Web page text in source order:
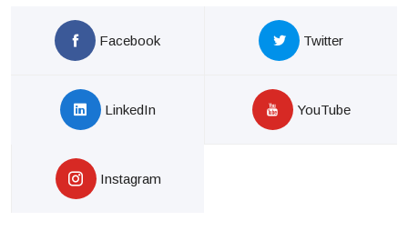
Facebook Twitter
LinkedIn YouTube
Instagram